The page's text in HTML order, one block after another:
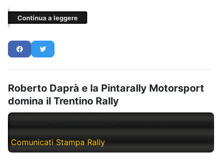
Continua a leggere
Roberto Daprà e la Pintarally Motorsport
domina il Trentino Rally
Mercoledì, 29 Ottobre 2025
Comunicati Stampa Rally